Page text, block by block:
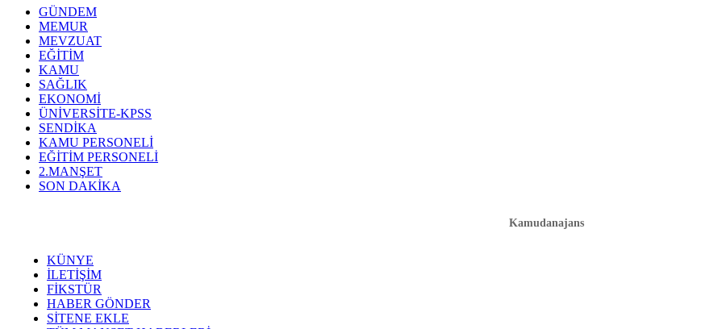
GÜNDEM
MEMUR
MEVZUAT
EĞİTİM
KAMU
SAĞLIK
EKONOMİ
ÜNİVERSİTE-KPSS
SENDİKA
KAMU PERSONELİ
EĞİTİM PERSONELİ
2.MANŞET
SON DAKİKA
Kamudanajans
KÜNYE
İLETİŞİM
FİKSTÜR
HABER GÖNDER
SİTENE EKLE